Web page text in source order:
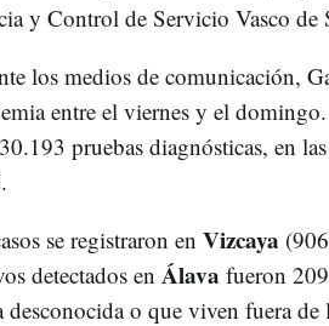
y Control de Servicio Vasco de
los medios de comunicación,
entre el viernes y el domingo.
30.193 pruebas diagnósticas, en
se registraron en Vizcaya
detectados en Álava fueron
desconocida o que viven fuera